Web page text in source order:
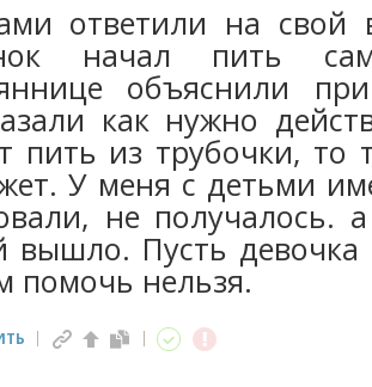
ответили на свой
начал пить
объяснили
как нужно
пить из трубочки, то
У меня с детьми
не получалось.
вышло. Пусть
помочь нельзя.